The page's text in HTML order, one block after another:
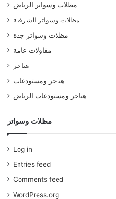
مظلات وسواتر الرياض
مظلات وسواتر الشرقية
مظلات وسواتر جدة
مقاولات عامة
هناجر
هناجر ومستودعات
هناجر ومستودعات الرياض
مظلات وسواتر
Log in
Entries feed
Comments feed
WordPress.org